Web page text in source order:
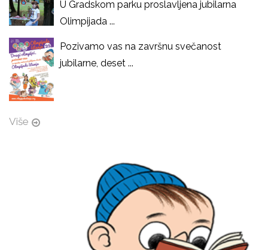
U Gradskom parku proslavljena jubilarna
Olimpijada ...
Pozivamo vas na završnu svečanost
jubilarne, deset ...
Više